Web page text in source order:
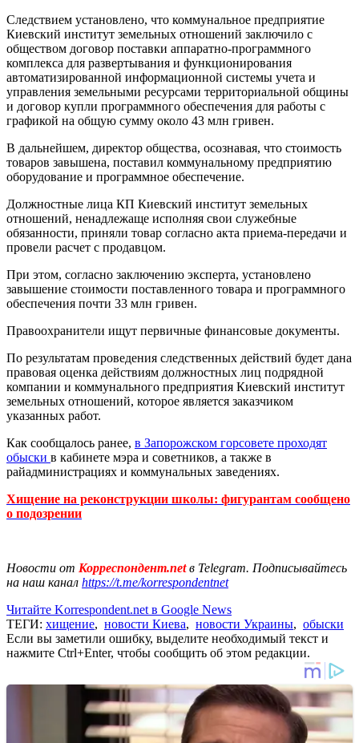
Следствием установлено, что коммунальное предприятие
Киевский институт земельных отношений заключило с
обществом договор поставки аппаратно-программного
комплекса для развертывания и функционирования
автоматизированной информационной системы учета и
управления земельными ресурсами территориальной общины
и договор купли программного обеспечения для работы с
графикой на общую сумму около 43 млн гривен.
В дальнейшем, директор общества, осознавая, что стоимость
товаров завышена, поставил коммунальному предприятию
оборудование и программное обеспечение.
Должностные лица КП Киевский институт земельных
отношений, ненадлежаще исполняя свои служебные
обязанности, приняли товар согласно акта приема-передачи и
провели расчет с продавцом.
При этом, согласно заключению эксперта, установлено
завышение стоимости поставленного товара и программного
обеспечения почти 33 млн гривен.
Правоохранители ищут первичные финансовые документы.
По результатам проведения следственных действий будет дана
правовая оценка действиям должностных лиц подрядной
компании и коммунального предприятия Киевский институт
земельных отношений, которое является заказчиком
указанных работ.
Как сообщалось ранее, в Запорожском горсовете проходят
обыски в кабинете мэра и советников, а также в
райадминистрациях и коммунальных заведениях.
Хищение на реконструкции школы: фигурантам сообщено
о подозрении
Новости от Корреспондент.netв Telegram. Подписывайтесь
на наш канал https://t.me/korrespondentnet
Читайте Korrespondent.net в Google News
ТЕГИ: хищение, новости Киева, новости Украины, обыски
Если вы заметили ошибку, выделите необходимый текст и
нажмите Ctrl+Enter, чтобы сообщить об этом редакции.